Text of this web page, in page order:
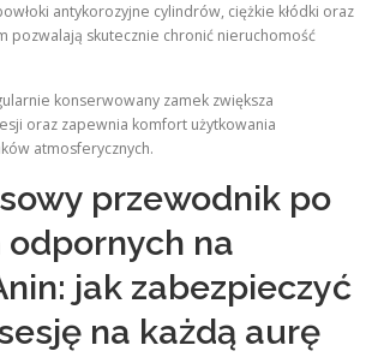
antykorozyjne cylindrów, ciężkie kłódki oraz
pozwalają skutecznie chronić nieruchomość
konserwowany zamek zwiększa
oraz zapewnia komfort użytkowania
atmosferycznych.
przewodnik po
na
jak zabezpieczyć
na każdą aurę